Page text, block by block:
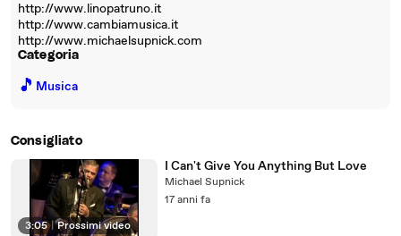
http://www.linopatruno.it
http://www.cambiamusica.it
http://www.michaelsupnick.com
Categoria
🎵 Musica
Consigliato
3:05 Prossimi video
I Can't Give You Anything But Love
Michael Supnick
17 anni fa